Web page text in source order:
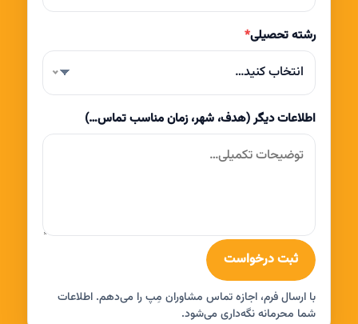
رشته تحصیلی*
انتخاب کنید…
اطلاعات دیگر (هدف، شهر، زمان مناسب تماس…)
ثبت درخواست
با ارسال فرم، اجازه تماس مشاوران مِپ را می‌دهم. اطلاعات
شما محرمانه نگه‌داری می‌شود.